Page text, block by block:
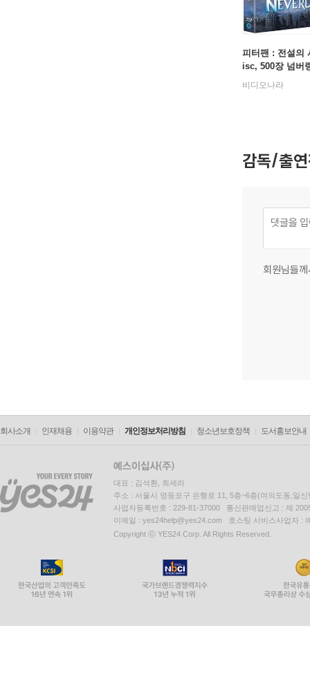
피터팬 : 전설의
isc, 500장 넘버
비디오나라
감독/출
회원님들
회사소개 인재채용 이용약관 개인정보처리방침 청소년보호정책 도서홍보안내
대표 : 김석환, 최세라
주소 : 서울시 영등포구 은행로 11, 5층~6층(여의도동,일신
사업자등록번호 : 229-81-37000 통신판매업신고 : 제
이메일 : yes24help@yes24.com 호스팅 서비스사업자 :
Copyright ⓒ YES24 Corp. All Rights Reserved.